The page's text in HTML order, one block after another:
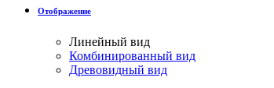
Отображение
Линейный вид
Комбинированный вид
Древовидный вид